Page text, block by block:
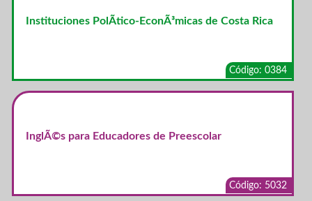
Instituciones PolÃ­tico-EconÃ³micas de Costa Rica
Código: 0384
InglÃ©s para Educadores de Preescolar
Código: 5032